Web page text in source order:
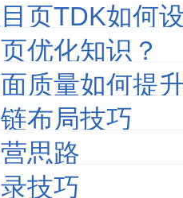
页TDK如何
优化知识？
质量如何提
布局技巧
思路
技巧